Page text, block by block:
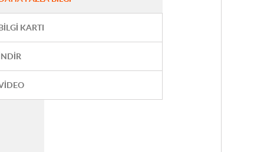
KARTI